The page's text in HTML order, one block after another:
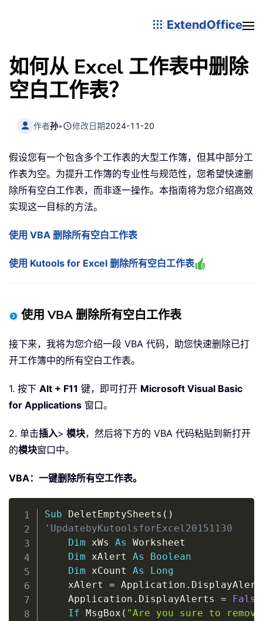
ExtendOffice
如何从 Excel 工作表中删除
空白工作表？
作者孙• 修改日期2024-11-20
假设您有一个包含多个工作表的大型工作簿，但其中部分工
作表为空。为提升工作簿的专业性与规范性，您希望快速删
除所有空白工作表，而非逐一操作。本指南将为您介绍高效
实现这一目标的方法。
使用 VBA 删除所有空白工作表
使用 Kutools for Excel 删除所有空白工作表
使用 VBA 删除所有空白工作表
接下来，我将为您介绍一段 VBA 代码，助您快速删除已打
开工作簿中的所有空白工作表。
1. 按下 Alt + F11 键，即可打开 Microsoft Visual Basic
for Applications 窗口。
2. 单击插入> 模块，然后将下方的 VBA 代码粘贴到新打开
的模块窗口中。
VBA：一键删除所有空工作表。
Sub DeletEmptySheets ( )
'UpdatebyKutoolsforExcel20151130
Dim xWs As Worksheet
Dim xAlert As
Boolean
Dim xCount As
Long
    xAlert
= Application .
    Application
. DisplayAlerts =
False
If MsgBox ( "Are you sure to